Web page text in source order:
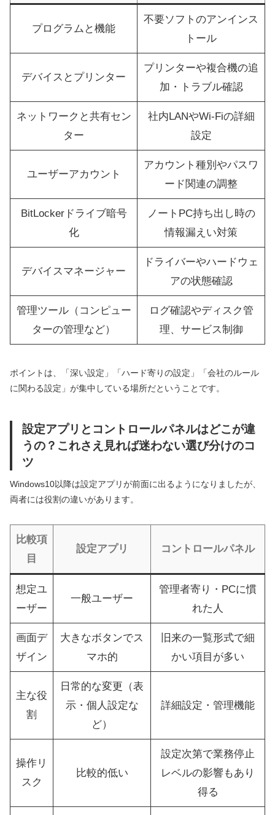
プログラムと機能
不要ソフトのアンインス
トール
デバイスとプリンター
プリンターや複合機の追
加・トラブル確認
ネットワークと共有セン
ター
社内LANやWi-Fiの詳細
設定
ユーザーアカウント
アカウント種別やパスワ
ード関連の調整
BitLockerドライブ暗号
化
ノートPC持ち出し時の
情報漏えい対策
デバイスマネージャー
ドライバーやハードウェ
アの状態確認
管理ツール（コンピュー
ターの管理など）
ログ確認やディスク管
理、サービス制御
ポイントは、「深い設定」「ハード寄りの設定」「会社のルール
に関わる設定」が集中している場所だということです。
設定アプリとコントロールパネルはどこが違
うの？これさえ見れば迷わない選び分けのコ
ツ
Windows10以降は設定アプリが前面に出るようになりましたが、
両者には役割の違いがあります。
比較項
目
設定アプリ コントロールパネル
想定ユ
ーザー
一般ユーザー
管理者寄り・PCに慣
れた人
画面デ
ザイン
大きなボタンでス
マホ的
旧来の一覧形式で細
かい項目が多い
主な役
割
日常的な変更（表
示・個人設定な
ど）
詳細設定・管理機能
操作リ
スク
比較的低い
設定次第で業務停止
レベルの影響もあり
得る